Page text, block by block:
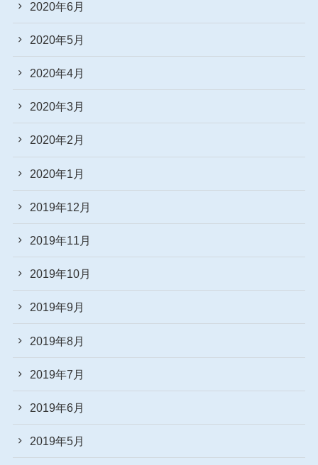
2020年6月
2020年5月
2020年4月
2020年3月
2020年2月
2020年1月
2019年12月
2019年11月
2019年10月
2019年9月
2019年8月
2019年7月
2019年6月
2019年5月